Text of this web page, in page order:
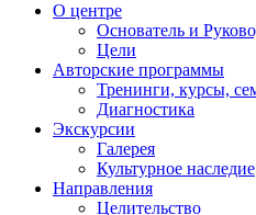
О центре
Основатель и
Цели
Авторские программы
Тренинги, курсы,
Диагностика
Экскурсии
Галерея
Культурное наследие
Направления
Целительство